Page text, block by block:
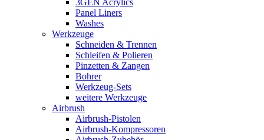
3GEN Acrylics
Panel Liners
Washes
Werkzeuge
Schneiden & Trennen
Schleifen & Polieren
Pinzetten & Zangen
Bohrer
Werkzeug-Sets
weitere Werkzeuge
Airbrush
Airbrush-Pistolen
Airbrush-Kompressoren